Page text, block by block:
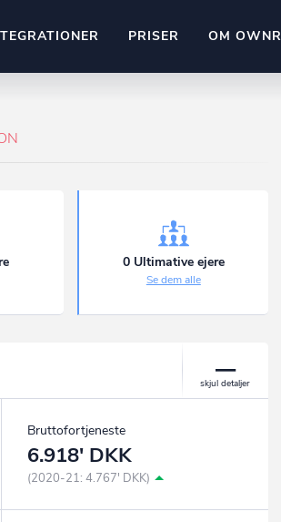
PRISER OM OWNR
0 Ultimative ejere
Se dem alle
Bruttofortjeneste
6.918' DKK
(2020-21: 4.767' DKK)